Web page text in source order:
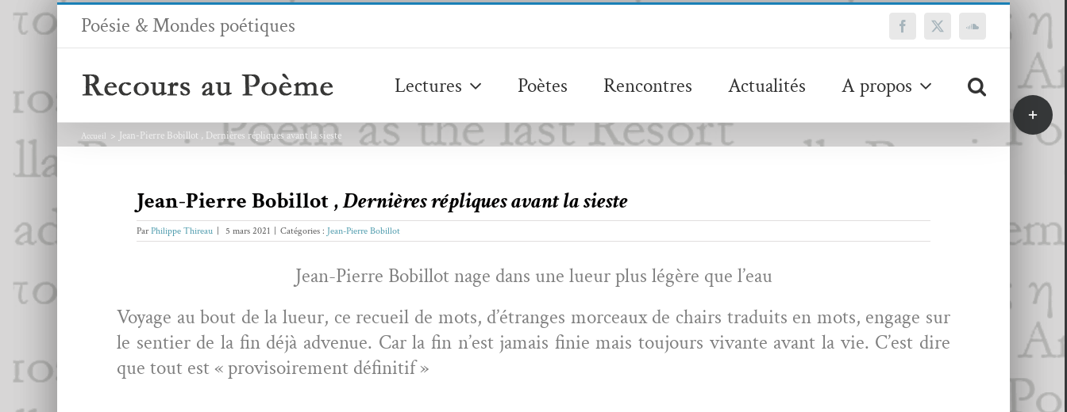
Passer
Poésie & Mondes poétiques Facebook
X SoundCloud
Lectures Poètes Rencontres Actualités A propos
Accueil Jean-Pierre Bobillot , Dernières répliques avant la sieste
Jean-Pierre Bobillot ,Dernières répliques avant la sieste
ParPhilippe Thireau 5 mars 2021 Catégories : Jean-Pierre Bobillot
Jean-Pierre Bobil­lot nage dans une lueur plus légère que l’eau
Voy­age au bout de la lueur, ce recueil de mots, d’étranges morceaux de chairs traduits en mots, engage sur
le sen­tier de la fin déjà adv­enue. Car la fin n’est jamais finie mais tou­jours vivante avant la vie. C’est dire
que tout est « pro­vi­soire­ment définitif »
Bascule
de
la
barre